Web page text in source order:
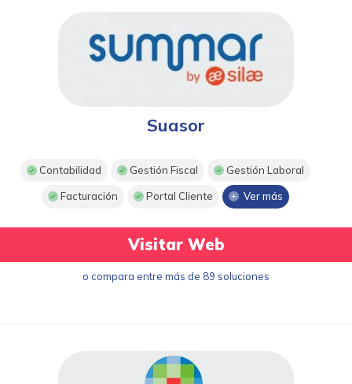
Suasor
Contabilidad Gestión Fiscal Gestión Laboral
Facturación Portal Cliente Ver más
Visitar Web
o compara entre más de 89 soluciones